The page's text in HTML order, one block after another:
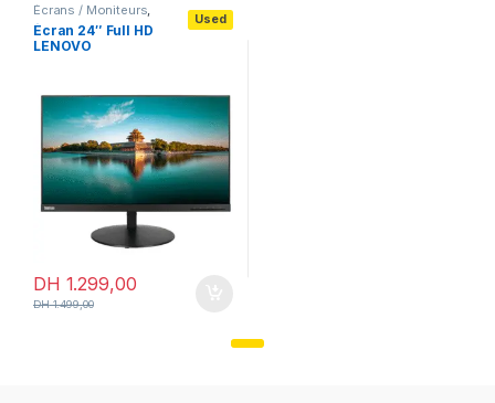
Used
Écrans / Moniteurs,
Moniteurs standards
Périphériques &
Accessoires
Écran 24″ Full HD
LENOVO
DH 1.299,00
DH1.499,00